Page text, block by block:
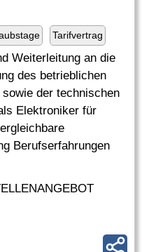
Tarifvertrag
Weiterleitung an die
des betrieblichen
der technischen
Elektroniker für
Berufserfahrungen